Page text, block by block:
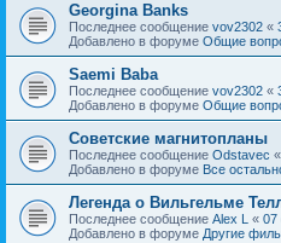
Georgina Banks
Последнее сообщение vov2302 «
Добавлено в форуме Общие
Saemi Baba
Последнее сообщение vov2302 «
Добавлено в форуме Общие
Советские магнитопланы
Последнее сообщение Odstavec «
Добавлено в форуме Все
Легенда о Вильгельме
Последнее сообщение Alex L « 07
Добавлено в форуме Другие